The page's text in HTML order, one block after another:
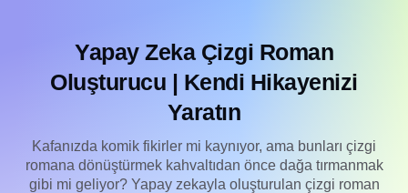
Yapay Zeka Çizgi Roman
Oluşturucu | Kendi Hikayenizi
Yaratın
Kafanızda komik fikirler mi kaynıyor, ama bunları çizgi
romana dönüştürmek kahvaltıdan önce dağa tırmanmak
gibi mi geliyor? Yapay zekayla oluşturulan çizgi roman